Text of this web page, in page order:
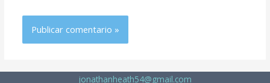
jonathanheath54@gmail.com